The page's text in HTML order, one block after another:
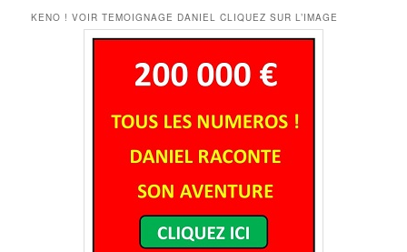
KENO ! VOIR TEMOIGNAGE DANIEL CLIQUEZ SUR L’IMAGE